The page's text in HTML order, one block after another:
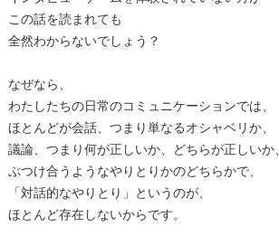
この話を読まれても
全然わからないでしょう？
なぜなら、
わたしたちの日常のコミュニケーションでは、
ほとんどが会話、つまり単なるオシャベリか、
議論、つまり何が正しいか、どちらが正しいか、
ぶつけ合うようなやりとりかのどちらかで、
「対話的なやりとり」というのが、
ほとんど存在しないからです。